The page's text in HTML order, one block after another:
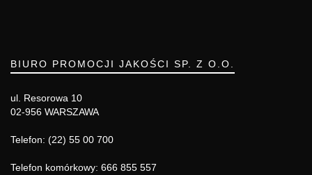
BIURO PROMOCJI JAKOŚCI SP. Z O.O.
ul. Resorowa 10
02-956 WARSZAWA
Telefon: (22) 55 00 700
Telefon komórkowy: 666 855 557